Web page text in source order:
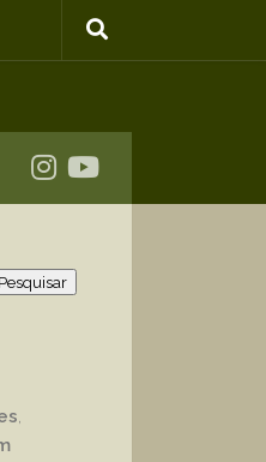
Pesquisar
,